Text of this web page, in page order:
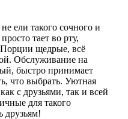
ели такого сочного и
тает во рту,
щедрые, всё
Обслуживание на
быстро принимает
что выбрать. Уютная
с друзьями, так и всей
для такого
друзьям!